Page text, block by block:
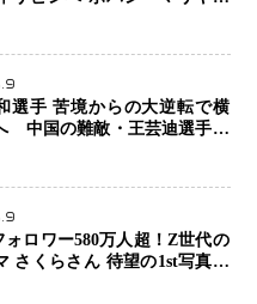
ジョーンズカップで新たな挑
選手 苦境からの大逆転で横
中国の難敵・王芸迪選手を
こからまた行くぞ」兄・智和
ォロワー580万人超！Z世代の
さくらさん 待望の1st写真集
発売決定 沖縄で“今しか残